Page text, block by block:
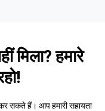
मिला? हमारे
सकते हैं। आप हमारी सहायता